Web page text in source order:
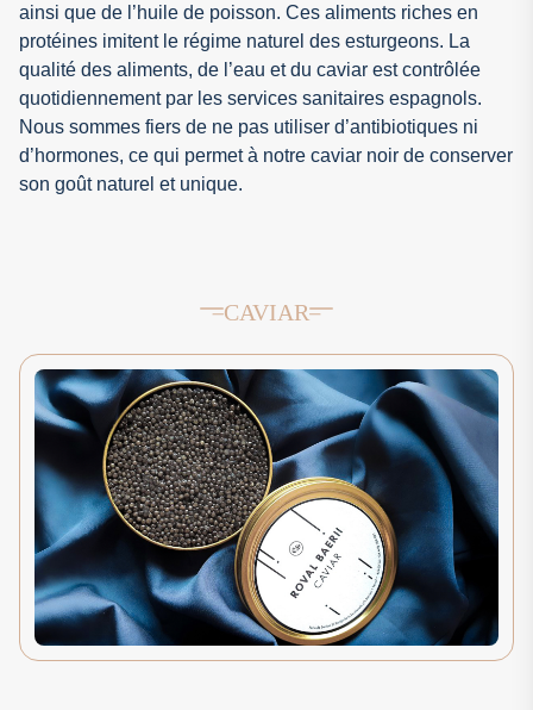
ainsi que de l’huile de poisson. Ces aliments riches en
protéines imitent le régime naturel des esturgeons. La
qualité des aliments, de l’eau et du caviar est contrôlée
quotidiennement par les services sanitaires espagnols.
Nous sommes fiers de ne pas utiliser d’antibiotiques ni
d’hormones, ce qui permet à notre caviar noir de conserver
son goût naturel et unique.
CAVIAR